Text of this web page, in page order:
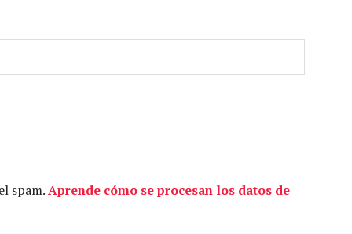
spam.Aprende cómo se procesan los datos de